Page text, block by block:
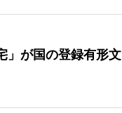
」が国の登録有形文